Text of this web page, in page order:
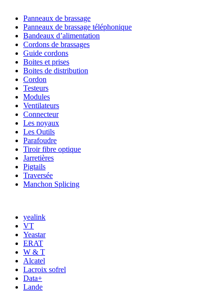
Panneaux de brassage
Panneaux de brassage téléphonique
Bandeaux d’alimentation
Cordons de brassages
Guide cordons
Boites et prises
Boites de distribution
Cordon
Testeurs
Modules
Ventilateurs
Connecteur
Les noyaux
Les Outils
Parafoudre
Tiroir fibre optique
Jarretières
Pigtails
Traversée
Manchon Splicing
yealink
VT
Yeastar
ERAT
W & T
Alcatel
Lacroix sofrel
Data+
Lande